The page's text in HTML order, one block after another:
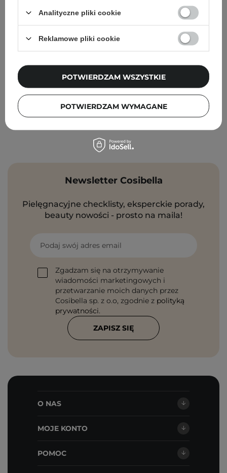
Nacomi - Dermo - Proteinowy Krem do Twarzy i Ciała
dla Skóry Atopowej, Suchej i Podrażnionej - 150ml
31,00 zł
Newsletter Cosibella
Pielęgnacyjne checklisty, eksperckie porady,
beauty nowości - prosto na maila!
Podaj swój adres email
Zgadzam się na otrzymywanie
wiadomości marketingowych i
przetwarzanie moich danych przez
Cosibella sp. z o.o, zgodnie z polityką
prywatności.
ZAPISZ SIĘ
O NAS
MOJE KONTO
POMOC
Analityczne pliki cookie
Reklamowe pliki cookie
POTWIERDZAM WYMAGANE
POTWIERDZAM WSZYSTKIE